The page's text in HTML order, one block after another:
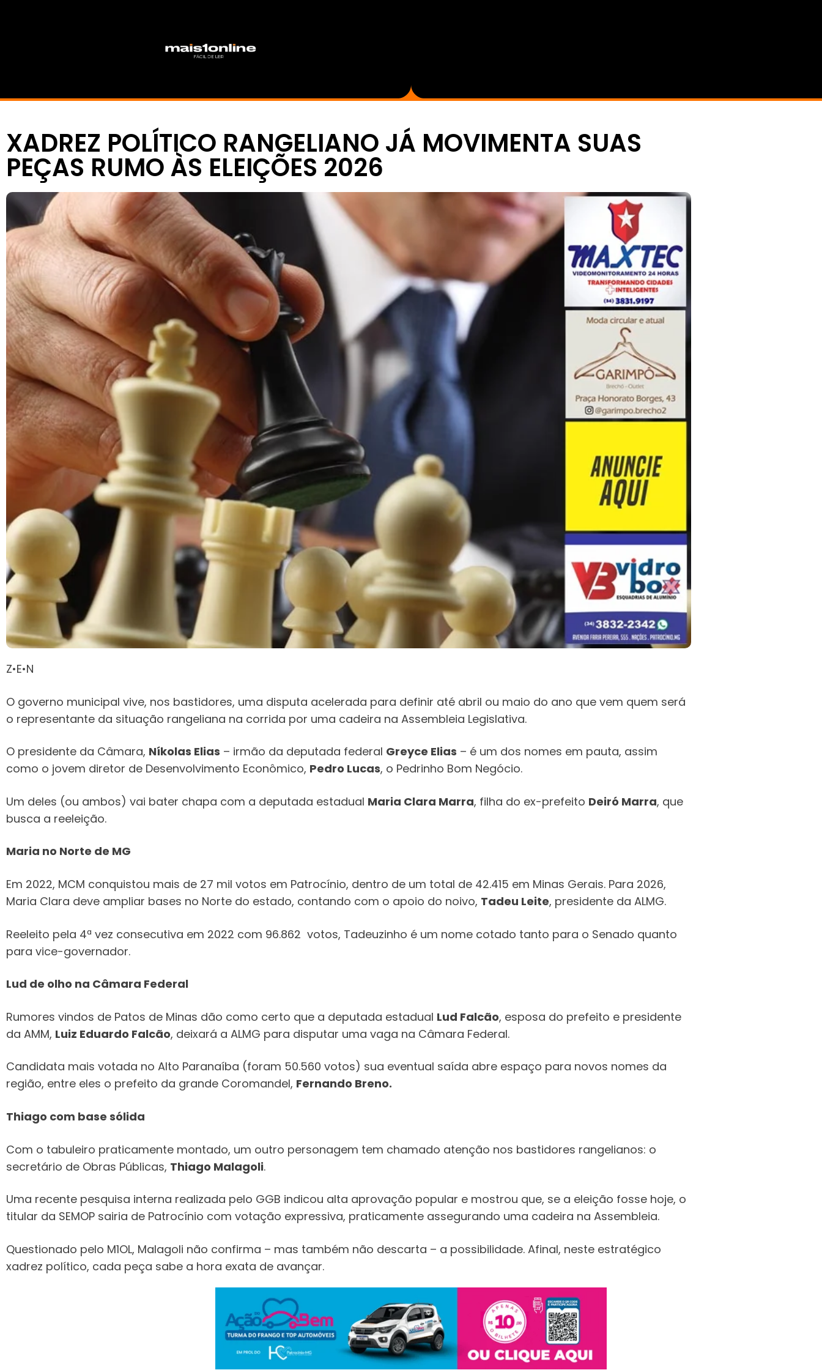
XADREZ POLÍTICO RANGELIANO JÁ MOVIMENTA SUAS
PEÇAS RUMO ÀS ELEIÇÕES 2026
Z•E•N
O governo municipal vive, nos bastidores, uma disputa acelerada para definir até abril ou maio do ano que vem quem será
o representante da situação rangeliana na corrida por uma cadeira na Assembleia Legislativa.
O presidente da Câmara, Níkolas Elias – irmão da deputada federal Greyce Elias – é um dos nomes em pauta, assim
como o jovem diretor de Desenvolvimento Econômico, Pedro Lucas, o Pedrinho Bom Negócio.
Um deles (ou ambos) vai bater chapa com a deputada estadual Maria Clara Marra, filha do ex-prefeito Deiró Marra, que
busca a reeleição.
Maria no Norte de MG
Em 2022, MCM conquistou mais de 27 mil votos em Patrocínio, dentro de um total de 42.415 em Minas Gerais. Para 2026,
Maria Clara deve ampliar bases no Norte do estado, contando com o apoio do noivo, Tadeu Leite, presidente da ALMG.
Reeleito pela 4ª vez consecutiva em 2022 com 96.862 votos, Tadeuzinho é um nome cotado tanto para o Senado quanto
para vice-governador.
Lud de olho na Câmara Federal
Rumores vindos de Patos de Minas dão como certo que a deputada estadual Lud Falcão, esposa do prefeito e presidente
da AMM, Luiz Eduardo Falcão, deixará a ALMG para disputar uma vaga na Câmara Federal.
Candidata mais votada no Alto Paranaíba (foram 50.560 votos) sua eventual saída abre espaço para novos nomes da
região, entre eles o prefeito da grande Coromandel, Fernando Breno.
Thiago com base sólida
Com o tabuleiro praticamente montado, um outro personagem tem chamado atenção nos bastidores rangelianos: o
secretário de Obras Públicas, Thiago Malagoli.
Uma recente pesquisa interna realizada pelo GGB indicou alta aprovação popular e mostrou que, se a eleição fosse hoje, o
titular da SEMOP sairia de Patrocínio com votação expressiva, praticamente assegurando uma cadeira na Assembleia.
Questionado pelo M1OL, Malagoli não confirma – mas também não descarta – a possibilidade. Afinal, neste estratégico
xadrez político, cada peça sabe a hora exata de avançar.